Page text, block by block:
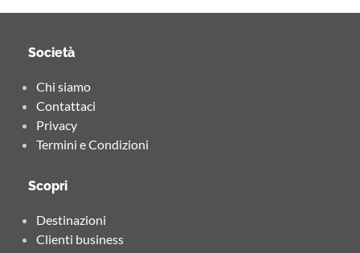
Società
Chi siamo
Contattaci
Privacy
Termini e Condizioni
Scopri
Destinazioni
Clienti business